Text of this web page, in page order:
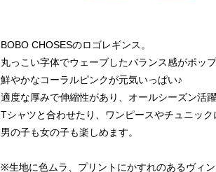
BOBO CHOSESのロゴレギンス。
丸っこい字体でウェーブしたバランス感がポップ
鮮やかなコーラルピンクが元気いっぱい♪
適度な厚みで伸縮性があり、オールシーズン活躍
Tシャツと合わせたり、ワンピースやチュニッ
男の子も女の子も楽しめます。
※生地に色ムラ、プリントにかすれのあるヴィ